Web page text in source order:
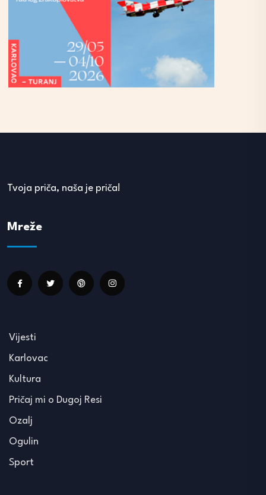
Tvoja priča, naša je priča!
Mreže
Vijesti
Karlovac
Kultura
Pričaj mi o Dugoj Resi
Ozalj
Ogulin
Sport